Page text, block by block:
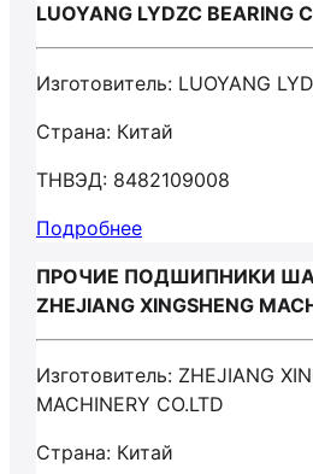
LUOYANG LYDZC BEARING
Изготовитель: LUOYANG
Страна: Китай
ТНВЭД: 8482109008
Подробнее
ПРОЧИЕ ПОДШИПНИКИ
ZHEJIANG XINGSHENG
Изготовитель: ZHEJIANG
MACHINERY CO.LTD
Страна: Китай